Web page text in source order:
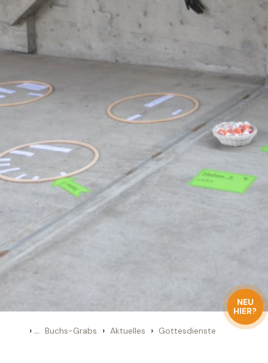
NEU
HIER?
› ... Buchs-Grabs › Aktuelles › Gottesdienste